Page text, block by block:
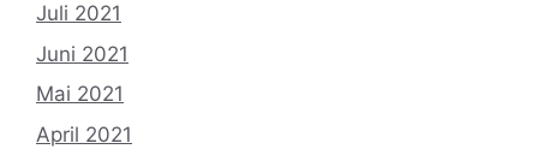
Juli 2021
Juni 2021
Mai 2021
April 2021